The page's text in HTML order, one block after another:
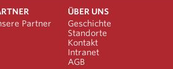
Partner
ÜBER UNS
Geschichte
Standorte
Kontakt
Intranet
AGB